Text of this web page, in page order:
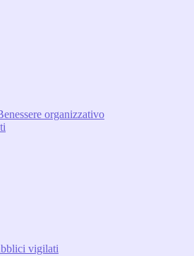
organizzativo
vigilati